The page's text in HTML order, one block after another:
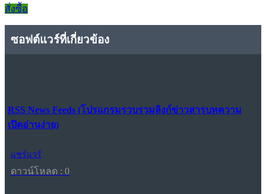
สั่งซื้อ
ซอฟต์แวร์ที่เกี่ยวข้อง
RSS News Feeds (โปรแกรมรวบรวมลิงก์ข่าวสารบทความ
เปิดอ่านง่าย)
แชร์แวร์
ดาวน์โหลด : 0